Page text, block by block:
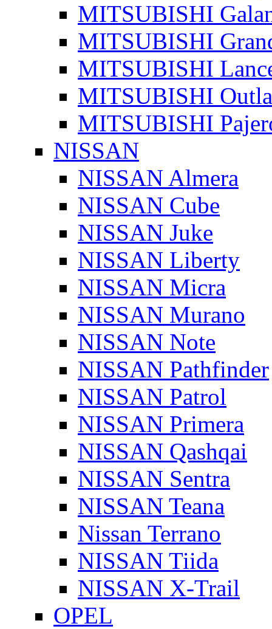
MITSUBISHI
MITSUBISHI
MITSUBISHI
MITSUBISHI
MITSUBISHI
NISSAN
NISSAN Almera
NISSAN Cube
NISSAN Juke
NISSAN Liberty
NISSAN Micra
NISSAN Murano
NISSAN Note
NISSAN Pathfinder
NISSAN Patrol
NISSAN Primera
NISSAN Qashqai
NISSAN Sentra
NISSAN Teana
Nissan Terrano
NISSAN Tiida
NISSAN X-Trail
OPEL